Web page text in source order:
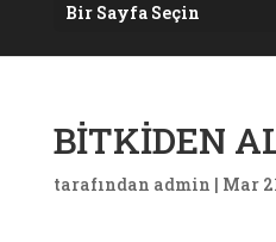
Bir Sayfa Seçin
BİTKİDEN
tarafından admin | Mar